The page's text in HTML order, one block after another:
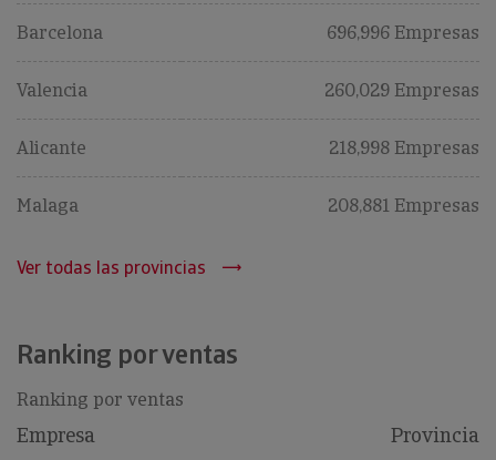
Barcelona 696,996 Empresas
Valencia 260,029 Empresas
Alicante 218,998 Empresas
Malaga 208,881 Empresas
Ver todas las provincias
Ranking por ventas
Ranking por ventas
Empresa Provincia